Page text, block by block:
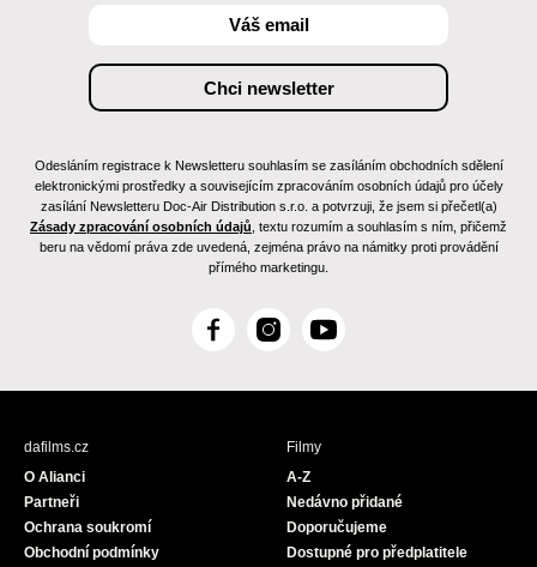
Odesláním registrace k Newsletteru souhlasím se zasíláním obchodních sdělení
elektronickými prostředky a souvisejícím zpracováním osobních údajů pro účely
zasílání Newsletteru Doc-Air Distribution s.r.o. a potvrzuji, že jsem si přečetl(a)
Zásady zpracování osobních údajů , textu rozumím a souhlasím s ním, přičemž
beru na vědomí práva zde uvedená, zejména právo na námitky proti provádění
přímého marketingu.
F
c
I
s
Y
u
dafilms.cz
O Alianci
Partneři
Ochrana soukromí
Obchodní podmínky
Filmy
A-Z
Nedávno přidané
Doporučujeme
Dostupné pro předplatitele